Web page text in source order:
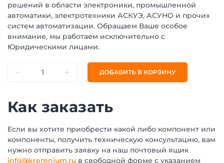
решений в области электроники, промышленной
автоматики, электротехники АСКУЭ, АСУНО и прочих
систем автоматизации. Обращаем Ваше особое
внимание, мы работаем исключительно с
Юридическими лицами.
ДОБАВИТЬ В КОРЗИНУ
Как заказать
Если вы хотите приобрести какой либо компонент или
компоненты, получить техническую консультацию, вам
нужно отправить заявку на наш почтовый ящик
info@kremnium.ru в свободной форме с указанием